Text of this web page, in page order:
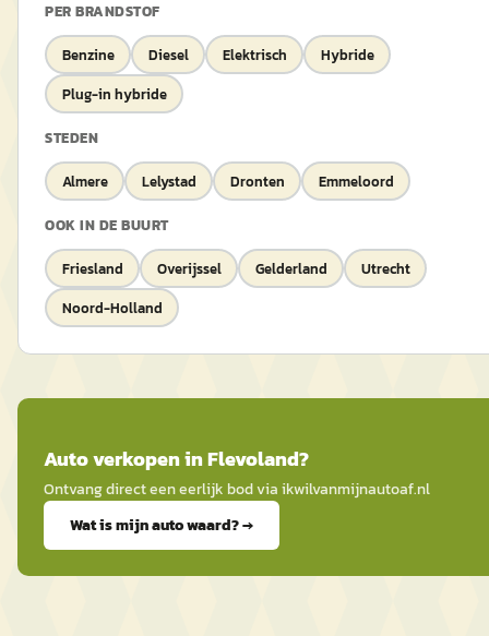
PER BRANDSTOF
Benzine Diesel Elektrisch
Hybride
Plug-in hybride
STEDEN
Almere Lelystad Dronten Emmeloord
OOK IN DE BUURT
Friesland Overijssel Gelderland
Utrecht
Noord-Holland
Autoverkopen inFlevoland?
Ontvang direct een eerlijk bod viaikwilvanmijnautoaf.nl
Wat is mijn auto waard? →